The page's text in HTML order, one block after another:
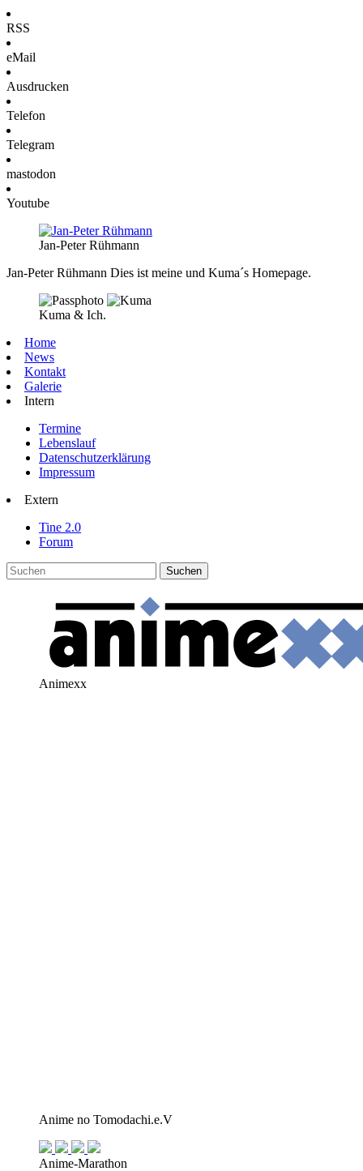
RSS
eMail
Ausdrucken
Telefon
Telegram
mastodon
Youtube
Jan-Peter Rühmann
Jan-Peter Rühmann Dies ist meine und Kuma´s Homepage.
Kuma & Ich.
Home
News
Kontakt
Galerie
Intern
Termine
Lebenslauf
Datenschutzerklärung
Impressum
Extern
Tine 2.0
Forum
Animexx
Anime no Tomodachi.e.V
Anime-Marathon